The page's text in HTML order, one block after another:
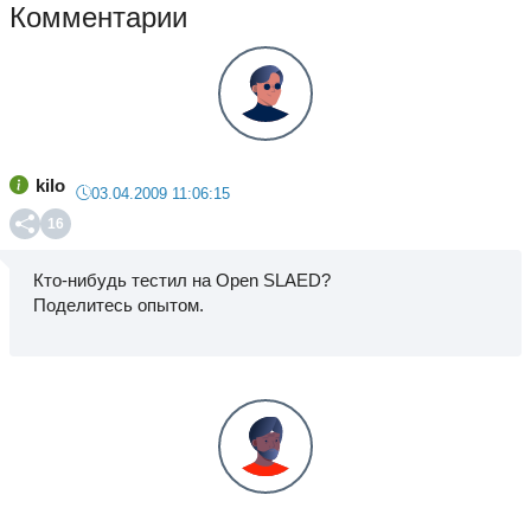
Комментарии
kilo 03.04.2009 11:06:15
16
Кто-нибудь тестил на Open SLAED?
Поделитесь опытом.